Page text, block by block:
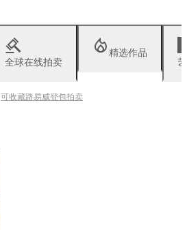
全球在线拍卖
精选作品
可收藏路易威登包拍卖